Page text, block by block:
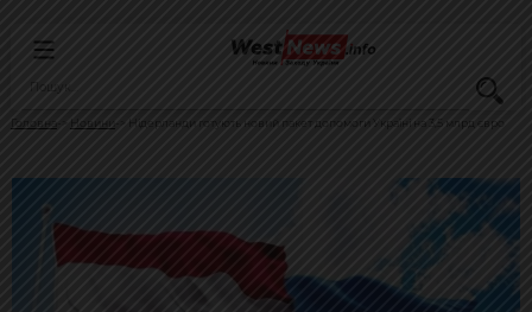
Головна Новини Нідерланди готують новий пакет допомоги Україні на 3,5 млрд євро